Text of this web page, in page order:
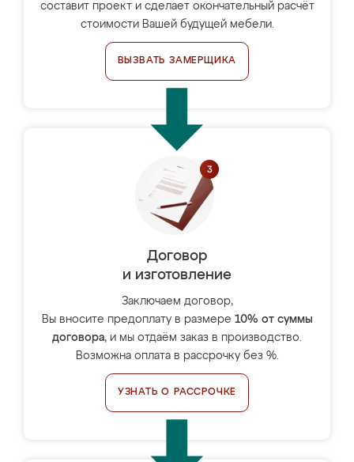
составит проект и сделает окончательный расчёт
стоимости Вашей будущей мебели.
ВЫЗВАТЬ ЗАМЕРЩИКА
Договор
и изготовление
Заключаем договор,
Вы вносите предоплату в размере 10% от суммы
договора, и мы отдаём заказ в производство.
Возможна оплата в рассрочку без %.
УЗНАТЬ О РАССРОЧКЕ